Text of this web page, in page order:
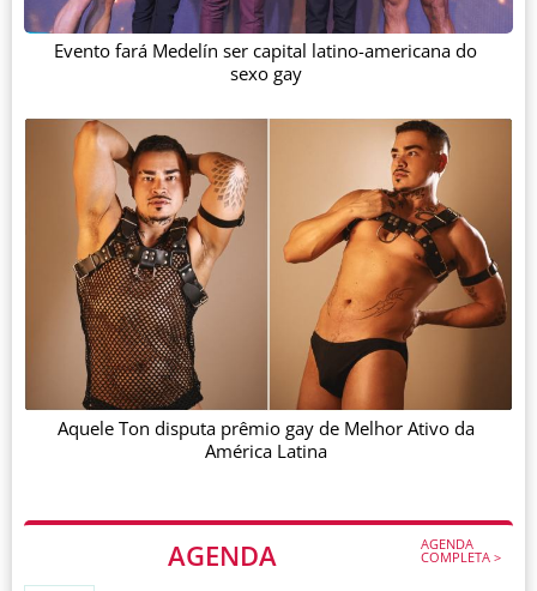
AGENDA AGENDA
COMPLETA >
Evento fará Medelín ser capital latino-americana do
sexo gay
Aquele Ton disputa prêmio gay de Melhor Ativo da
América Latina